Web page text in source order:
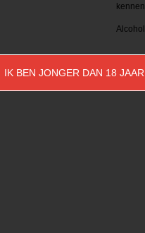
IK BEN JONGER DAN 18 JAAR